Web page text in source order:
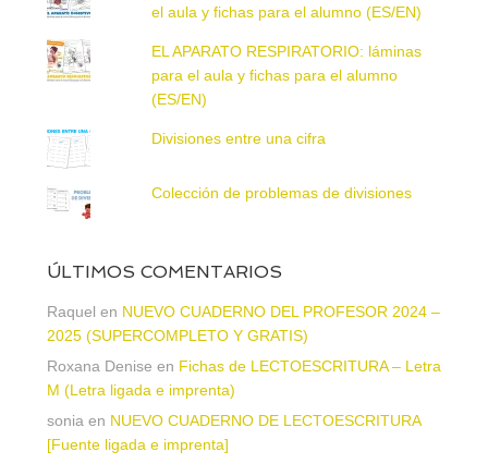
el aula y fichas para el alumno (ES/EN)
EL APARATO RESPIRATORIO: láminas
para el aula y fichas para el alumno
(ES/EN)
Divisiones entre una cifra
Colección de problemas de divisiones
ÚLTIMOS COMENTARIOS
Raquel en NUEVO CUADERNO DEL PROFESOR 2024 –
2025 (SUPERCOMPLETO Y GRATIS)
Roxana Denise en Fichas de LECTOESCRITURA – Letra
M (Letra ligada e imprenta)
sonia en NUEVO CUADERNO DE LECTOESCRITURA
[Fuente ligada e imprenta]